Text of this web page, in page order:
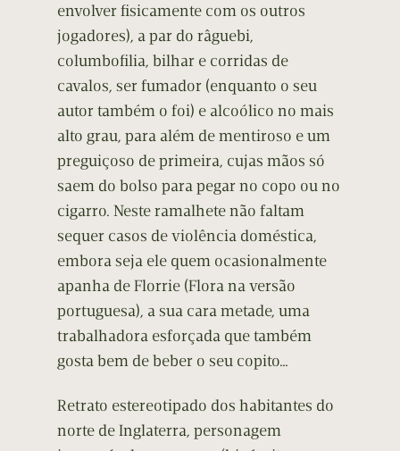
envolver fisicamente com os outros
jogadores), a par do râguebi,
columbofilia, bilhar e corridas de
cavalos, ser fumador (enquanto o seu
autor também o foi) e alcoólico no mais
alto grau, para além de mentiroso e um
preguiçoso de primeira, cujas mãos só
saem do bolso para pegar no copo ou no
cigarro. Neste ramalhete não faltam
sequer casos de violência doméstica,
embora seja ele quem ocasionalmente
apanha de Florrie (Flora na versão
portuguesa), a sua cara metade, uma
trabalhadora esforçada que também
gosta bem de beber o seu copito…
Retrato estereotipado dos habitantes do
norte de Inglaterra, personagem